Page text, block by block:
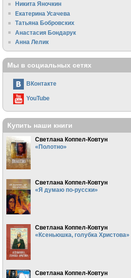
Никита Яночкин
Екатерина Усачева
Татьяна Бобровских
Анастасия Бондарук
Анна Лелик
Мы в социальных сетях
ВКонтакте
YouTube
Купить наши книги
Светлана Коппел-Ковтун
«Полотно»
Светлана Коппел-Ковтун
«Я думаю по-русски»
Светлана Коппел-Ковтун
«Ксеньюшка, голубка Христова»
Светлана Коппел-Ковтун